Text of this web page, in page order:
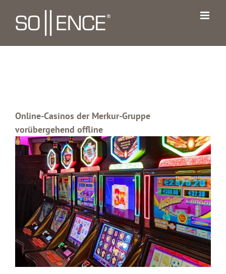
Inhalt
springen
Online-Casinos der Merkur-Gruppe
vorübergehend offline
Zeige
grösseres